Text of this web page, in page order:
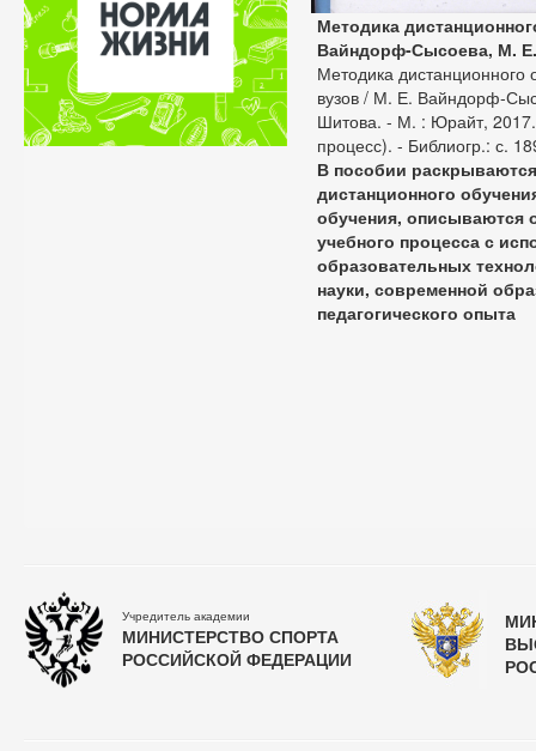
Методика
Вайндорф-Сысоева, М. Е.
Методика
вузов / М. Е. Вайндорф-
Шитова. - М. : Юрайт,
процесс). - Библиогр.: с.
В пособии
дистанционного
обучения, описываются
учебного процесса с
образовательных
науки, современной
педагогического опыта
Учредитель академии
МИНИСТЕРСТВО СПОРТА
РОССИЙСКОЙ ФЕДЕРАЦИИ